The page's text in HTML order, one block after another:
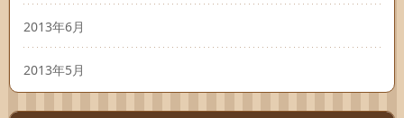
2013年6月
2013年5月